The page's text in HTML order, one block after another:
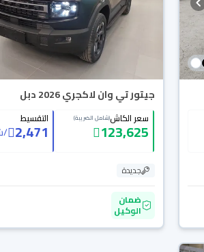
جيتور تي وان لاكجري 2026 دبل
سعر الكاش(شامل الضريبة)
123,625
التقسيط
2,471
/
جديدة
ضمان
الوكيل